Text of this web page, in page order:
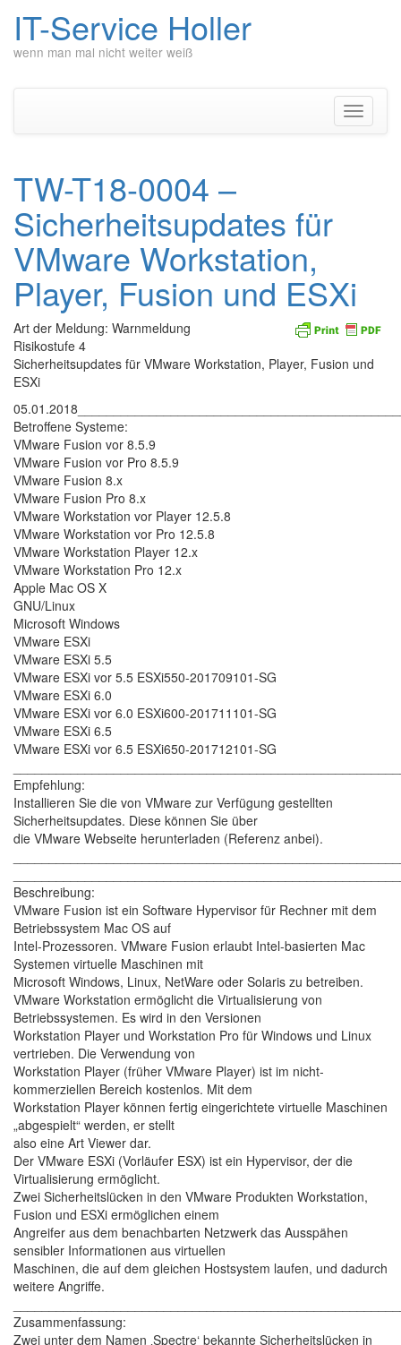
IT-Service Holler
wenn man mal nicht weiter weiß
TW-T18-0004 –
Sicherheitsupdates für
VMware Workstation,
Player, Fusion und ESXi
Art der Meldung: Warnmeldung
Risikostufe 4
Sicherheitsupdates für VMware Workstation, Player, Fusion und
ESXi
Betroffene Systeme:
VMware Fusion vor 8.5.9
VMware Fusion vor Pro 8.5.9
VMware Fusion 8.x
VMware Fusion Pro 8.x
VMware Workstation vor Player 12.5.8
VMware Workstation vor Pro 12.5.8
VMware Workstation Player 12.x
VMware Workstation Pro 12.x
Apple Mac OS X
GNU/Linux
Microsoft Windows
VMware ESXi
VMware ESXi 5.5
VMware ESXi vor 5.5 ESXi550-201709101-SG
VMware ESXi 6.0
VMware ESXi vor 6.0 ESXi600-201711101-SG
VMware ESXi 6.5
VMware ESXi vor 6.5 ESXi650-201712101-SG
Empfehlung:
Installieren Sie die von VMware zur Verfügung gestellten
Sicherheitsupdates. Diese können Sie über
die VMware Webseite herunterladen (Referenz anbei).
Beschreibung:
VMware Fusion ist ein Software Hypervisor für Rechner mit dem
Betriebssystem Mac OS auf
Intel-Prozessoren. VMware Fusion erlaubt Intel-basierten Mac
Systemen virtuelle Maschinen mit
Microsoft Windows, Linux, NetWare oder Solaris zu betreiben.
VMware Workstation ermöglicht die Virtualisierung von
Betriebssystemen. Es wird in den Versionen
Workstation Player und Workstation Pro für Windows und Linux
vertrieben. Die Verwendung von
Workstation Player (früher VMware Player) ist im nicht-
kommerziellen Bereich kostenlos. Mit dem
Workstation Player können fertig eingerichtete virtuelle Maschinen
„abgespielt“ werden, er stellt
also eine Art Viewer dar.
Der VMware ESXi (Vorläufer ESX) ist ein Hypervisor, der die
Virtualisierung ermöglicht.
Zwei Sicherheitslücken in den VMware Produkten Workstation,
Fusion und ESXi ermöglichen einem
Angreifer aus dem benachbarten Netzwerk das Ausspähen
sensibler Informationen aus virtuellen
Maschinen, die auf dem gleichen Hostsystem laufen, und dadurch
weitere Angriffe.
Zusammenfassung:
Zwei unter dem Namen ‚Spectre‘ bekannte Sicherheitslücken in